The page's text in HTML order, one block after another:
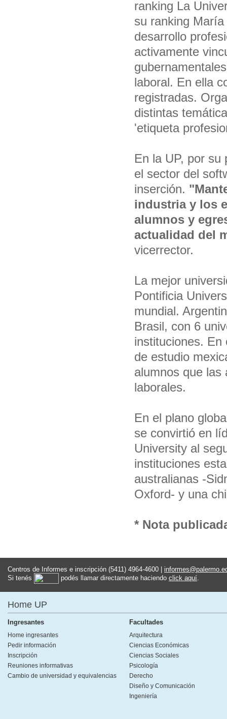
ranking La
su ranking
desarrollo
activamente
laboral. En ella
registradas.
distintas
'etiqueta
En la UP, por
el sector del
inserción.
industria y los
alumnos y
actualidad del
vicerrector.
La mejor
Pontificia
mundial.
Brasil, con 6
instituciones. En
de estudio
alumnos que las
laborales.
En el plano
se convirtió en
University al
instituciones
australianas -
Oxford- y una
* Nota
Centros de Informes e inscripción (5411) 4964-4600 |
Si tenés
podés llamar directamente haciendo click aquí
Home UP
Ingresantes
Home ingresantes
Pedir información
Inscripción
Reuniones informativas
Cambio de universidad y equivalencias
Facultades
Arquitectura
Ciencias Económicas
Ciencias Sociales
Psicología
Derecho
Diseño y Comunicación
Ingeniería